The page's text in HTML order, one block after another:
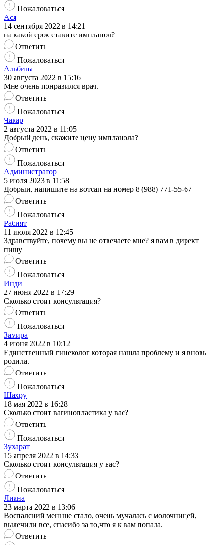
Пожаловаться
Ася
14 сентября 2022 в 14:21
на какой срок ставите импланол?
Ответить
Пожаловаться
Альбина
30 августа 2022 в 15:16
Мне очень понравился врач.
Ответить
Пожаловаться
Чакар
2 августа 2022 в 11:05
Добрый день, скажите цену импланола?
Ответить
Пожаловаться
Администратор
5 июля 2023 в 11:58
Добрый, напишите на вотсап на номер 8 (988) 771-55-67
Ответить
Пожаловаться
Рабият
11 июля 2022 в 12:45
Здравствуйте, почему вы не отвечаете мне? я вам в директ
пишу
Ответить
Пожаловаться
Инди
27 июня 2022 в 17:29
Сколько стоит консультация?
Ответить
Пожаловаться
Замира
4 июня 2022 в 10:12
Единственный гинеколог которая нашла проблему и я вновь
родила.
Ответить
Пожаловаться
Шахру
18 мая 2022 в 16:28
Сколько стоит вагинопластика у вас?
Ответить
Пожаловаться
Зухарат
15 апреля 2022 в 14:33
Сколько стоит консультация у вас?
Ответить
Пожаловаться
Лиана
23 марта 2022 в 13:06
Воспалений меньше стало, очень мучалась с молочницей,
вылечили все, спасибо за то,что я к вам попала.
Ответить